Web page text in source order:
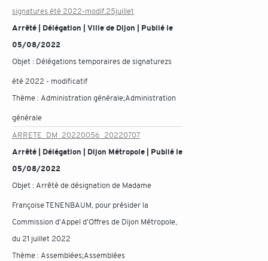
signatures été 2022-modif.25juillet
Arrêté | Délégation | Ville de Dijon | Publié le
05/08/2022
Objet : Délégations temporaires de signaturezs
été 2022 - modificatif
Thème : Administration générale;Administration
générale
ARRETE_DM_20220056_20220707
Arrêté | Délégation | Dijon Métropole | Publié le
05/08/2022
Objet : Arrêté de désignation de Madame
Françoise TENENBAUM, pour présider la
Commission d'Appel d'Offres de Dijon Métropole,
du 21 juillet 2022
Thème : Assemblées;Assemblées